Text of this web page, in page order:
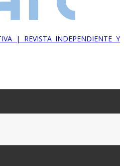
| REVISTA INDEPENDIENTE Y